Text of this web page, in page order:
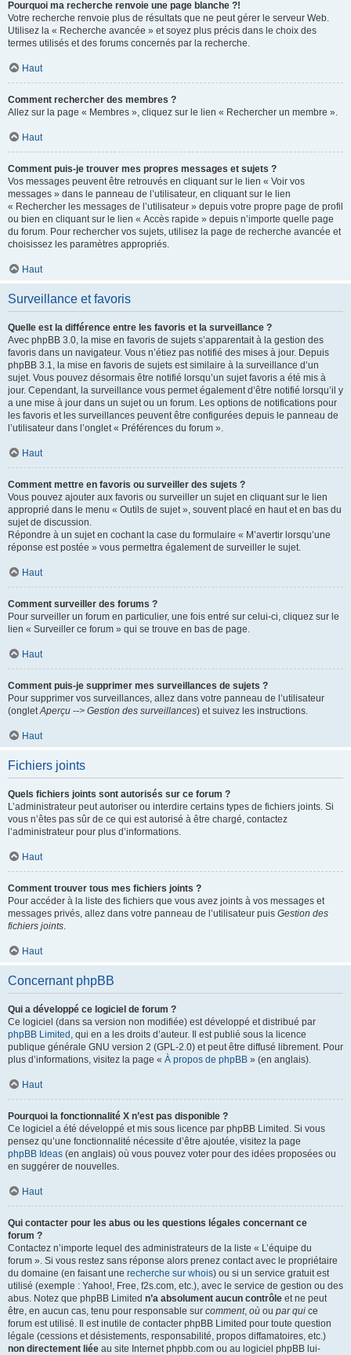
Pourquoi ma recherche renvoie une page blanche ?!
Votre recherche renvoie plus de résultats que ne peut gérer le serveur Web.
Utilisez la « Recherche avancée » et soyez plus précis dans le choix des
termes utilisés et des forums concernés par la recherche.
Haut
Comment rechercher des membres ?
Allez sur la page « Membres », cliquez sur le lien « Rechercher un membre ».
Haut
Comment puis-je trouver mes propres messages et sujets ?
Vos messages peuvent être retrouvés en cliquant sur le lien « Voir vos
messages » dans le panneau de l’utilisateur, en cliquant sur le lien
« Rechercher les messages de l’utilisateur » depuis votre propre page de profil
ou bien en cliquant sur le lien « Accès rapide » depuis n’importe quelle page
du forum. Pour rechercher vos sujets, utilisez la page de recherche avancée et
choisissez les paramètres appropriés.
Haut
Surveillance et favoris
Quelle est la différence entre les favoris et la surveillance ?
Avec phpBB 3.0, la mise en favoris de sujets s’apparentait à la gestion des
favoris dans un navigateur. Vous n’étiez pas notifié des mises à jour. Depuis
phpBB 3.1, la mise en favoris de sujets est similaire à la surveillance d’un
sujet. Vous pouvez désormais être notifié lorsqu’un sujet favoris a été mis à
jour. Cependant, la surveillance vous permet également d’être notifié lorsqu’il y
a une mise à jour dans un sujet ou un forum. Les options de notifications pour
les favoris et les surveillances peuvent être configurées depuis le panneau de
l’utilisateur dans l’onglet « Préférences du forum ».
Haut
Comment mettre en favoris ou surveiller des sujets ?
Vous pouvez ajouter aux favoris ou surveiller un sujet en cliquant sur le lien
approprié dans le menu « Outils de sujet », souvent placé en haut et en bas du
sujet de discussion.
Répondre à un sujet en cochant la case du formulaire « M’avertir lorsqu’une
réponse est postée » vous permettra également de surveiller le sujet.
Haut
Comment surveiller des forums ?
Pour surveiller un forum en particulier, une fois entré sur celui-ci, cliquez sur le
lien « Surveiller ce forum » qui se trouve en bas de page.
Haut
Comment puis-je supprimer mes surveillances de sujets ?
Pour supprimer vos surveillances, allez dans votre panneau de l’utilisateur
(ongletAperçu --> Gestion des surveillances) et suivez les instructions.
Haut
Fichiers joints
Quels fichiers joints sont autorisés sur ce forum ?
L’administrateur peut autoriser ou interdire certains types de fichiers joints. Si
vous n’êtes pas sûr de ce qui est autorisé à être chargé, contactez
l’administrateur pour plus d’informations.
Haut
Comment trouver tous mes fichiers joints ?
Pour accéder à la liste des fichiers que vous avez joints à vos messages et
messages privés, allez dans votre panneau de l’utilisateur puis Gestion des
fichiers joints.
Haut
Concernant phpBB
Qui a développé ce logiciel de forum ?
Ce logiciel (dans sa version non modifiée) est développé et distribué par
phpBB Limited , qui en a les droits d’auteur. Il est publié sous la licence
publique générale GNU version 2 (GPL-2.0) et peut être diffusé librement. Pour
plus d’informations, visitez la page « À propos de phpBB » (en anglais).
Haut
Pourquoi la fonctionnalité X n’est pas disponible ?
Ce logiciel a été développé et mis sous licence par phpBB Limited. Si vous
pensez qu’une fonctionnalité nécessite d’être ajoutée, visitez la page
phpBB Ideas (en anglais) où vous pouvez voter pour des idées proposées ou
en suggérer de nouvelles.
Haut
Qui contacter pour les abus ou les questions légales concernant ce
forum ?
Contactez n’importe lequel des administrateurs de la liste « L’équipe du
forum ». Si vous restez sans réponse alors prenez contact avec le propriétaire
du domaine (en faisant une recherche sur whois) ou si un service gratuit est
utilisé (exemple : Yahoo!, Free, f2s.com, etc.), avec le service de gestion ou des
abus. Notez que phpBB Limited n’a absolument aucun contrôle et ne peut
être, en aucun cas, tenu pour responsable sur comment, où ou par qui ce
forum est utilisé. Il est inutile de contacter phpBB Limited pour toute question
légale (cessions et désistements, responsabilité, propos diffamatoires, etc.)
non directement liée au site Internet phpbb.com ou au logiciel phpBB lui-